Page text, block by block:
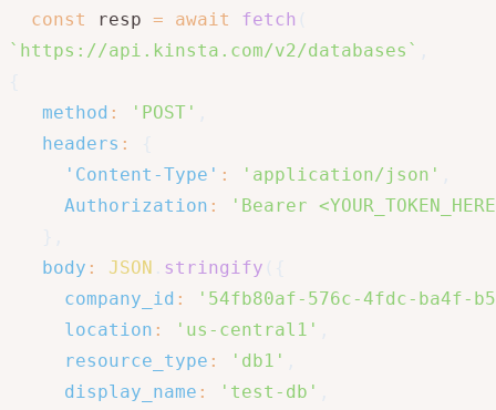
const
resp = await fetch
` https://api.kinsta.com/v2/databases `
method : 'POST'
headers :
'Content-Type' : 'application/json'
Authorization :
'Bearer
body : JSON stringify
company_id :
'54fb80af-576c-4fdc-ba4f-
location : 'us-central1'
resource_type : 'db1'
display_name : 'test-db'